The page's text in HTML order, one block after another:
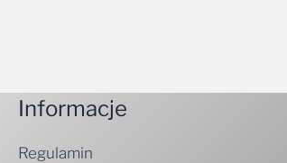
Informacje
Regulamin